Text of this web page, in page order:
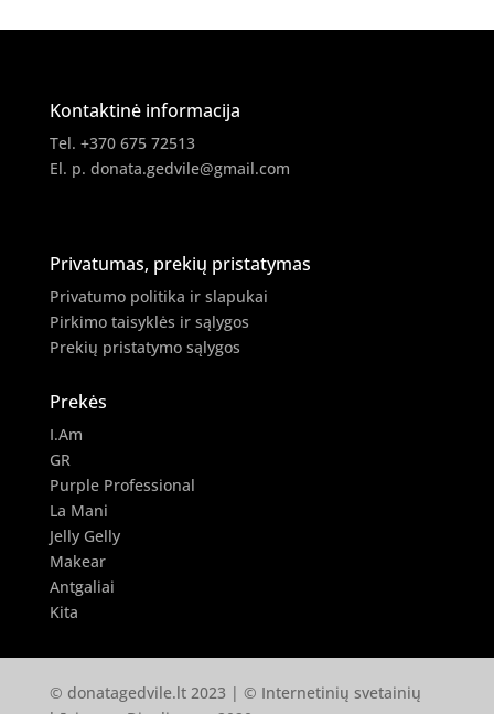
Kontaktinė informacija
Tel. +370 675 72513
El. p. donata.gedvile@gmail.com
Privatumas, prekių pristatymas
Privatumo politika ir slapukai
Pirkimo taisyklės ir sąlygos
Prekių pristatymo sąlygos
Prekės
I.Am
GR
Purple Professional
La Mani
Jelly Gelly
Makear
Antgaliai
Kita
© donatagedvile.lt 2023 | © Internetinių svetainių